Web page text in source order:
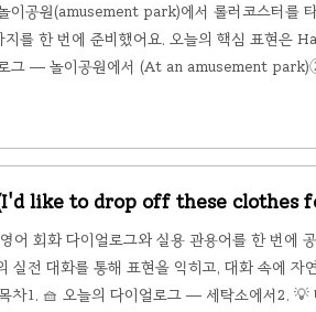
이공원(amusement park)에서 롤러코스터를
를 한 번에 준비했어요. 오늘의 핵심 표현은
그 — 놀이공원에서 (At an amusement
오늘의 표현 & 관용어 요약 🎢 ① 오늘의 다
(I'd like to drop off these clothes
어 회화 다이얼로그와 실용 관용어를 한 번에
전 대화를 통해 표현을 익히고, 대화 속에 자
차1. 🧺 오늘의 다이얼로그 — 세탁소에서2. 💡